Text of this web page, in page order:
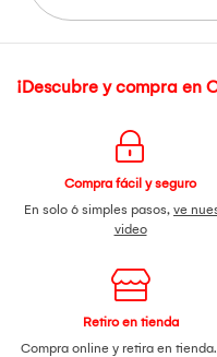
¡Descubre y compra en
Compra fácil y seguro
En solo 6 simples pasos, ve
video
Retiro en tienda
Compra online y retira en tienda.